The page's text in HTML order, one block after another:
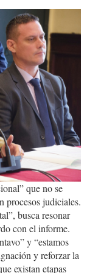
que no se
procesos judiciales.
busca resonar
con el informe.
y “estamos
y reforzar la
existan etapas